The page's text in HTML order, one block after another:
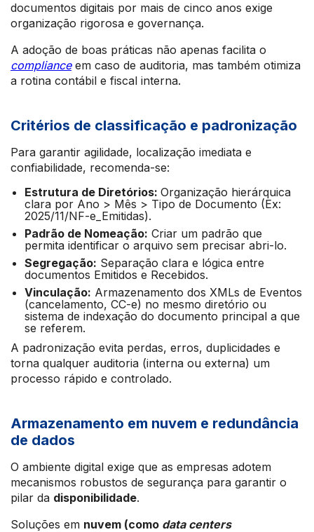
documentos digitais por mais de cinco anos exige
organização rigorosa e governança.
A adoção de boas práticas não apenas facilita o
complianceem caso de auditoria, mas também otimiza
a rotina contábil e fiscal interna.
Critérios de classificação e padronização
Para garantir agilidade, localização imediata e
confiabilidade, recomenda-se:
Estrutura de Diretórios: Organização hierárquica
clara por Ano > Mês > Tipo de Documento (Ex:
2025/11/NF-e_Emitidas).
Padrão de Nomeação: Criar um padrão que
permita identificar o arquivo sem precisar abri-lo.
Segregação: Separação clara e lógica entre
documentos Emitidos e Recebidos.
Vinculação: Armazenamento dos XMLs de Eventos
(cancelamento, CC-e) no mesmo diretório ou
sistema de indexação do documento principal a que
se referem.
A padronização evita perdas, erros, duplicidades e
torna qualquer auditoria (interna ou externa) um
processo rápido e controlado.
Armazenamento em nuvem e redundância
de dados
O ambiente digital exige que as empresas adotem
mecanismos robustos de segurança para garantir o
pilar da disponibilidade.
Soluções em nuvem (como data centers